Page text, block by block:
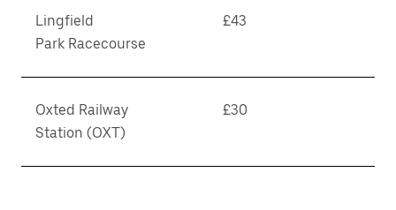
Lingfield
Park Racecourse
£43
Oxted Railway
Station (OXT)
£30